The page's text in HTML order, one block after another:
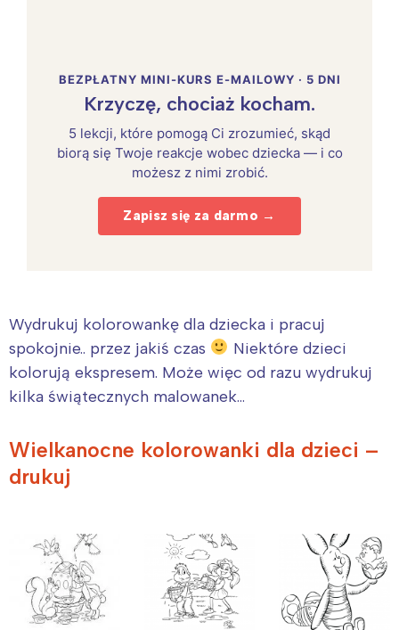
BEZPŁATNY MINI-KURS E-MAILOWY · 5 DNI
Krzyczę, chociaż kocham.
5 lekcji, które pomogą Ci zrozumieć, skąd
biorą się Twoje reakcje wobec dziecka — i co
możesz z nimi zrobić.
Zapisz się za darmo →
Wydrukuj kolorowankę dla dziecka i pracuj
spokojnie.. przez jakiś czas
Niektóre dzieci
kolorują ekspresem. Może więc od razu wydrukuj
kilka świątecznych malowanek…
Wielkanocne kolorowanki dla dzieci –
drukuj